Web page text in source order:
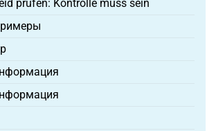
prüfen: Kontrolle muss sein